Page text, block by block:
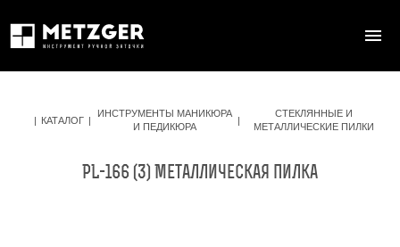
| КАТАЛОГ |
ИНСТРУМЕНТЫ МАНИКЮРА
И ПЕДИКЮРА
|
СТЕКЛЯННЫЕ И
МЕТАЛЛИЧЕСКИЕ ПИЛКИ
PL-166 (3) Металлическая пилка